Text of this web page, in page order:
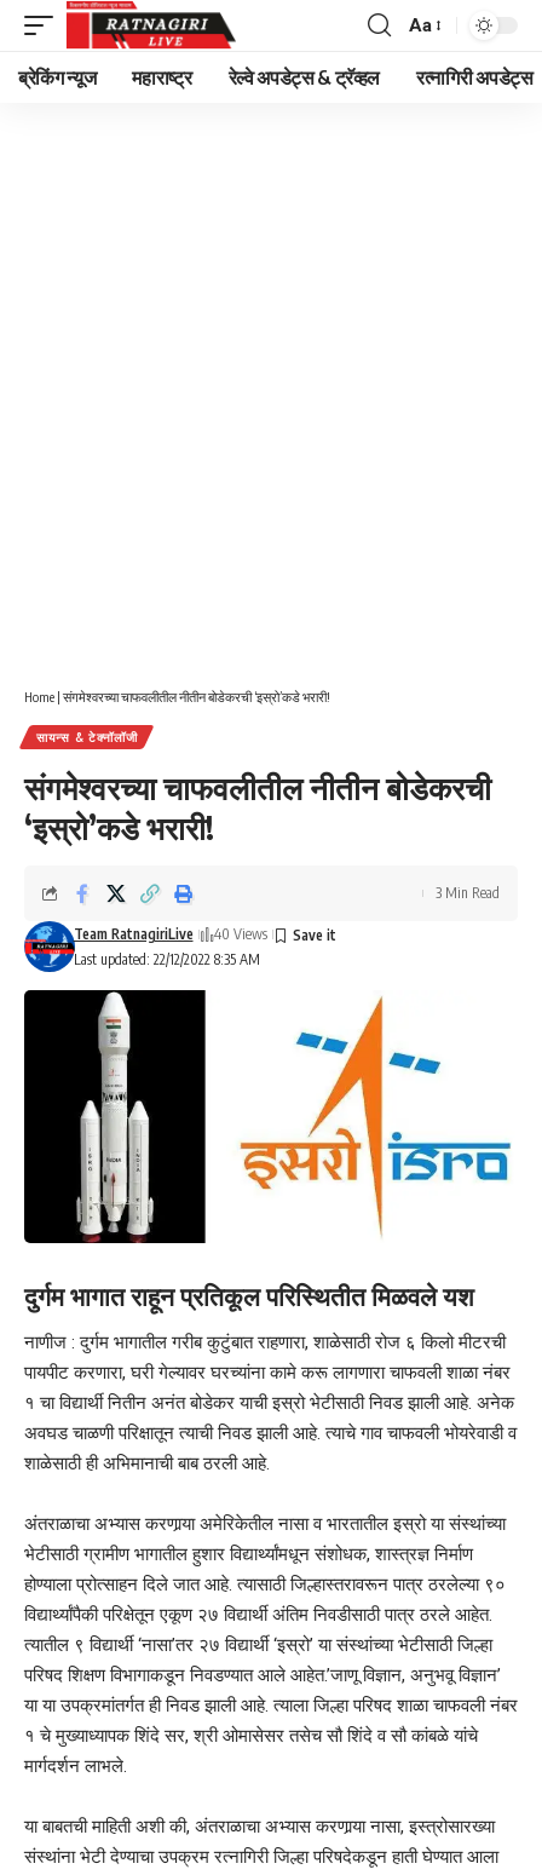
Font
Resizer
Aa
ब्रेकिंग न्यूज महाराष्ट्र रेल्वे अपडेट्स & ट्रॅव्हल रत्नागिरी अपडेट्स
Home | संगमेश्वरच्या चाफवलीतील नीतीन बोडेकरची ‘इस्रो’कडे भरारी!
सायन्स & टेक्नॉलॉजी
संगमेश्वरच्या चाफवलीतील नीतीन बोडेकरची
‘इस्रो’कडे भरारी!
Last updated: 22/12/2022 8:35 AM
Team RatnagiriLive 40 Views
3 Min Read
दुर्गम भागात राहून प्रतिकूल परिस्थितीत मिळवले यश
नाणीज : दुर्गम भागातील गरीब कुटुंबात राहणारा, शाळेसाठी रोज ६ किलो मीटरची
पायपीट करणारा, घरी गेल्यावर घरच्यांना कामे करू लागणारा चाफवली शाळा नंबर
१ चा विद्यार्थी नितीन अनंत बोडेकर याची इस्रो भेटीसाठी निवड झाली आहे. अनेक
अवघड चाळणी परिक्षातून त्याची निवड झाली आहे. त्याचे गाव चाफवली भोयरेवाडी व
शाळेसाठी ही अभिमानाची बाब ठरली आहे.
अंतराळाचा अभ्यास करणार्‍या अमेरिकेतील नासा व भारतातील इस्रो या संस्थांच्या
भेटीसाठी ग्रामीण भागातील हुशार विद्यार्थ्यांमधून संशोधक, शास्त्रज्ञ निर्माण
होण्याला प्रोत्साहन दिले जात आहे. त्यासाठी जिल्हास्तरावरून पात्र ठरलेल्या ९०
विद्यार्थ्यांपैकी परिक्षेतून एकूण २७ विद्यार्थी अंतिम निवडीसाठी पात्र ठरले आहेत.
त्यातील ९ विद्यार्थी ‘नासा’तर २७ विद्यार्थी ‘इस्रो’ या संस्थांच्या भेटीसाठी जिल्हा
परिषद शिक्षण विभागाकडून निवडण्यात आले आहेत.’जाणू विज्ञान, अनुभवू विज्ञान’
या या उपक्रमांतर्गत ही निवड झाली आहे. त्याला जिल्हा परिषद शाळा चाफवली नंबर
१ चे मुख्याध्यापक शिंदे सर, श्री ओमासेसर तसेच सौ शिंदे व सौ कांबळे यांचे
मार्गदर्शन लाभले.
या बाबतची माहिती अशी की, अंतराळाचा अभ्यास करणार्‍या नासा, इस्त्रोसारख्या
संस्थांना भेटी देण्याचा उपक्रम रत्नागिरी जिल्हा परिषदेकडून हाती घेण्यात आला